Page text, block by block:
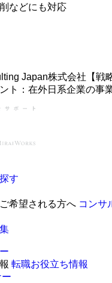
などにも対応
Japan株式会社【戦
ト：在外日系企業の事
す
希望される方へ コンサ
転職お役立ち情報